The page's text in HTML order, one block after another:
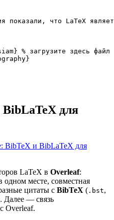
показали, что LaTeX
% загрузите здесь
для
BibTeX и BibLaTeX для
LaTeX в Overleaf:
одном месте, совместная
цитаты с BibTeX ( .bst,
. Далее — связь
Overleaf.